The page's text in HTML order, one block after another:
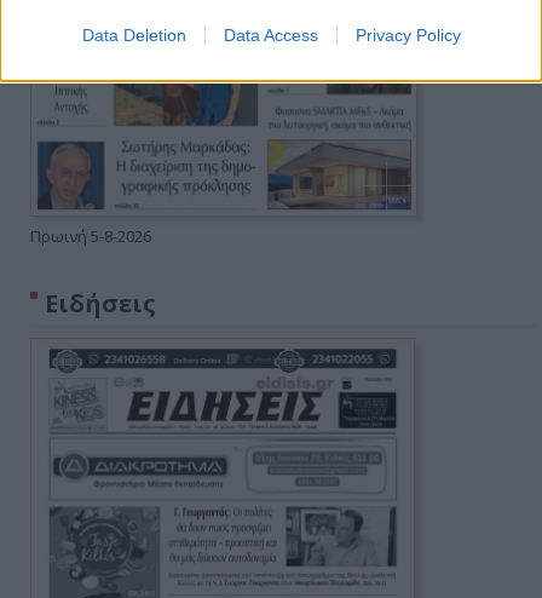
Data Deletion Data Access Privacy Policy
Πρωινή 5-8-2026
Ειδήσεις